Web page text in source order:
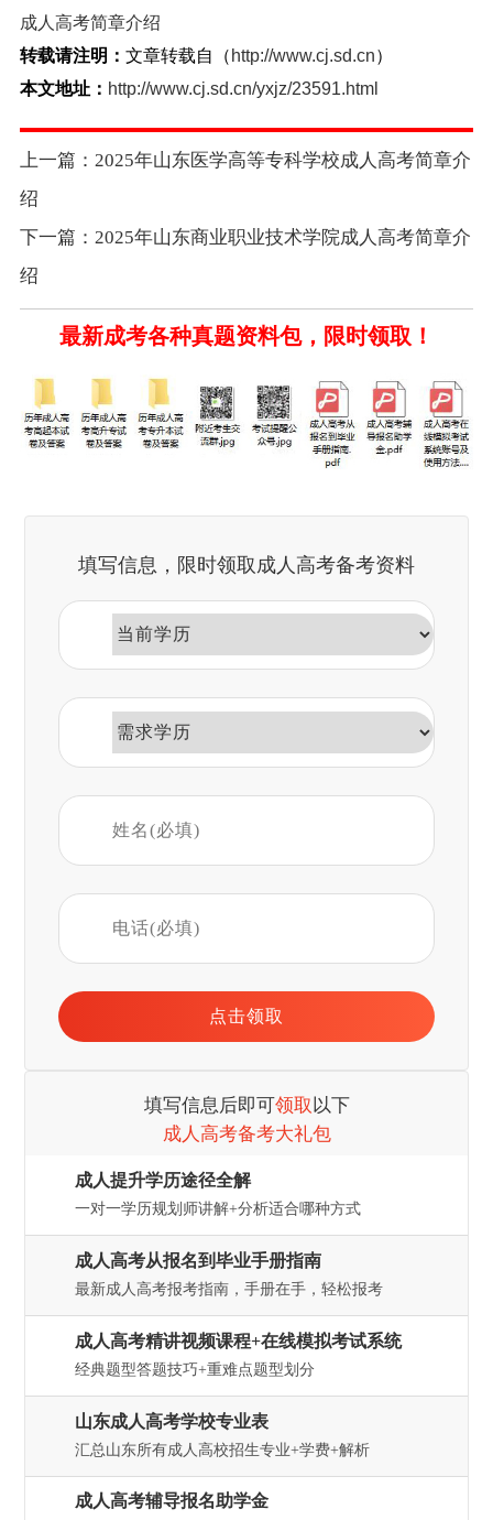
成人高考简章介绍
转载请注明： 文章转载自（ http://www.cj.sd.cn）
本文地址： http://www.cj.sd.cn/yxjz/23591.html
上一篇：2025年山东医学高等专科学校成人高考简章介
绍
下一篇：2025年山东商业职业技术学院成人高考简章介
绍
最新成考各种真题资料包，限时领取！
填写信息，限时领取成人高考备考资料
填写信息后即可领取以下
成人高考备考大礼包
成人提升学历途径全解
一对一学历规划师讲解+分析适合哪种方式
成人高考从报名到毕业手册指南
最新成人高考报考指南，手册在手，轻松报考
成人高考精讲视频课程+在线模拟考试系统
经典题型答题技巧+重难点题型划分
山东成人高考学校专业表
汇总山东所有成人高校招生专业+学费+解析
成人高考辅导报名助学金